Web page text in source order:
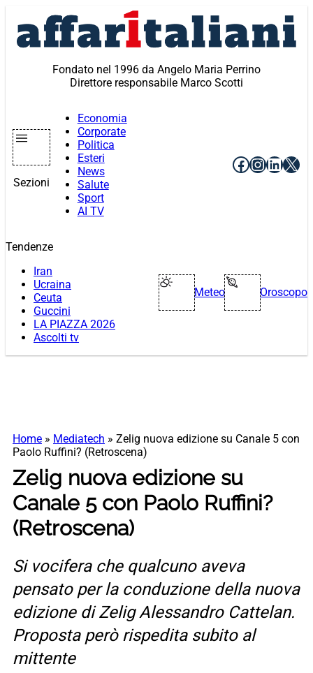
contenuto
Fondato nel 1996 da Angelo Maria Perrino
Direttore responsabile Marco Scotti
Sezioni
Economia
Corporate
Politica
Esteri
News
Salute
Sport
AI TV
Facebook
X
Tendenze
Iran
Ucraina
Ceuta
Guccini
LA PIAZZA 2026
Ascolti tv
Meteo Oroscopo
Home » Mediatech » Zelig nuova edizione su Canale 5 con
Paolo Ruffini? (Retroscena)
Zelig nuova edizione su
Canale 5 con Paolo Ruffini?
(Retroscena)
Si vocifera che qualcuno aveva
pensato per la conduzione della nuova
edizione di Zelig Alessandro Cattelan.
Proposta però rispedita subito al
mittente